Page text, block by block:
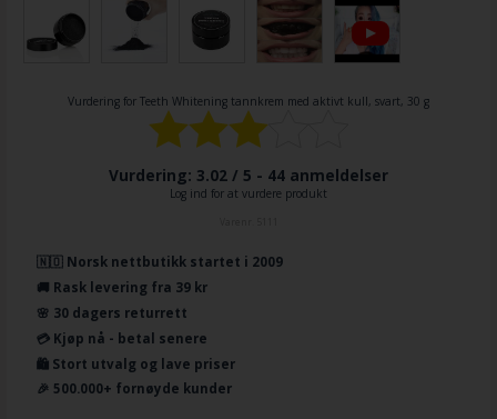
Vurdering for Teeth Whitening tannkrem med aktivt kull, svart, 30 g
Vurdering: 3.02 / 5 - 44 anmeldelser
Log ind for at vurdere produkt
🇳🇴 Norsk nettbutikk startet i 2009
🚚 Rask levering fra 39 kr
🌸 30 dagers returrett
💳 Kjøp nå - betal senere
🛍️ Stort utvalg og lave priser
🎉 500.000+ fornøyde kunder